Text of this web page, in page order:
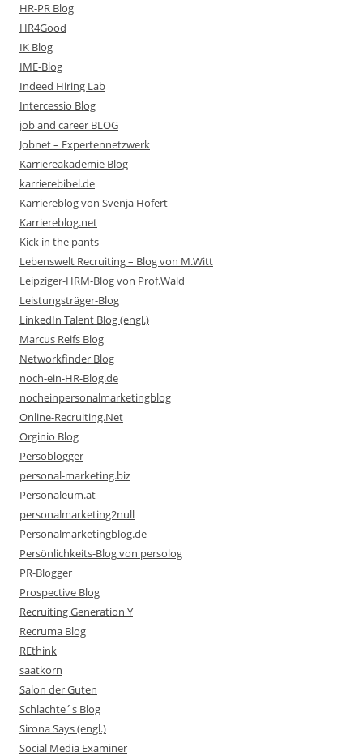
HR-PR Blog
HR4Good
IK Blog
IME-Blog
Indeed Hiring Lab
Intercessio Blog
job and career BLOG
Jobnet – Expertennetzwerk
Karriereakademie Blog
karrierebibel.de
Karriereblog von Svenja Hofert
Karriereblog.net
Kick in the pants
Lebenswelt Recruiting – Blog von M.Witt
Leipziger-HRM-Blog von Prof.Wald
Leistungsträger-Blog
LinkedIn Talent Blog (engl.)
Marcus Reifs Blog
Networkfinder Blog
noch-ein-HR-Blog.de
nocheinpersonalmarketingblog
Online-Recruiting.Net
Orginio Blog
Persoblogger
personal-marketing.biz
Personaleum.at
personalmarketing2null
Personalmarketingblog.de
Persönlichkeits-Blog von persolog
PR-Blogger
Prospective Blog
Recruiting Generation Y
Recruma Blog
REthink
saatkorn
Salon der Guten
Schlachte´s Blog
Sirona Says (engl.)
Social Media Examiner